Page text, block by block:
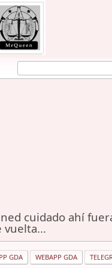
cuidado ahí
vuelta...
GDA WEBAPP GDA